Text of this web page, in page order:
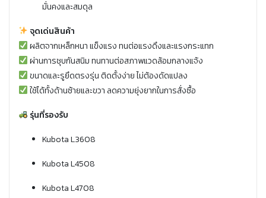
มั่นคงและสมดุล
จุดเด่นสินค้า
ผลิตจากเหล็กหนา แข็งแรง ทนต่อแรงดึงและแรงกระแทก
ผ่านการชุบกันสนิม ทนทานต่อสภาพแวดล้อมกลางแจ้ง
ขนาดและรูยึดตรงรุ่น ติดตั้งง่าย ไม่ต้องดัดแปลง
ใช้ได้ทั้งด้านซ้ายและขวา ลดความยุ่งยากในการสั่งซื้อ
รุ่นที่รองรับ
Kubota L3608
Kubota L4508
Kubota L4708